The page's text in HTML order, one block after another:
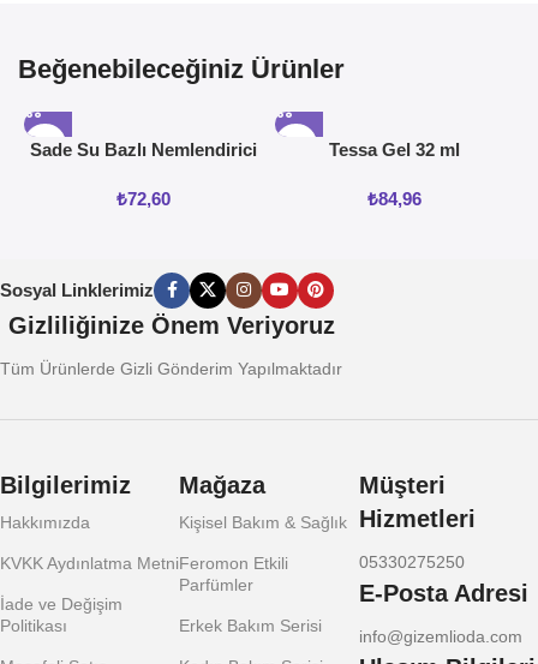
Beğenebileceğiniz Ürünler
Sade Su Bazlı Nemlendirici
₺72,60
Tessa Gel 32 ml
₺84,96
Sosyal Linklerimiz
Gizliliğinize Önem Veriyoruz
Tüm Ürünlerde Gizli Gönderim Yapılmaktadır
Bilgilerimiz
Hakkımızda
KVKK Aydınlatma Metni
İade ve Değişim
Politikası
Mağaza
Kişisel Bakım & Sağlık
Feromon Etkili
Parfümler
Erkek Bakım Serisi
Müşteri
Hizmetleri
05330275250
E-Posta Adresi
info@gizemlioda.com